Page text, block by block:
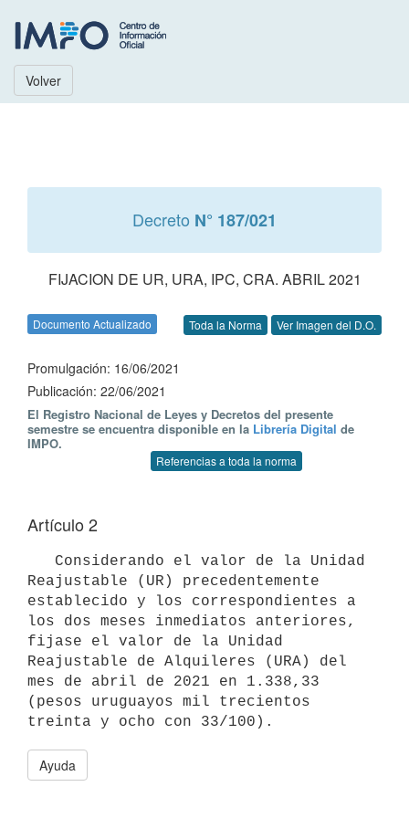
Volver
Decreto N° 187/021
FIJACION DE UR, URA, IPC, CRA. ABRIL 2021
Documento Actualizado Toda la Norma Ver Imagen del D.O.
Promulgación: 16/06/2021
Publicación: 22/06/2021
El Registro Nacional de Leyes y Decretos del presente
semestre se encuentra disponible en la Librería Digital de
IMPO.
Referencias a toda la norma
Artículo 2
Reajustable (UR) precedentemente
establecido y los correspondientes a
los dos meses inmediatos anteriores,
fijase el valor de la Unidad
Reajustable de Alquileres (URA) del
mes de abril de 2021 en 1.338,33
(pesos uruguayos mil trecientos
Ayuda